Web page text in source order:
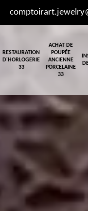
RESTAURATION
D'HORLOGERIE
33
ACHAT DE
POUPÉE
ANCIENNE
PORCELAINE
33